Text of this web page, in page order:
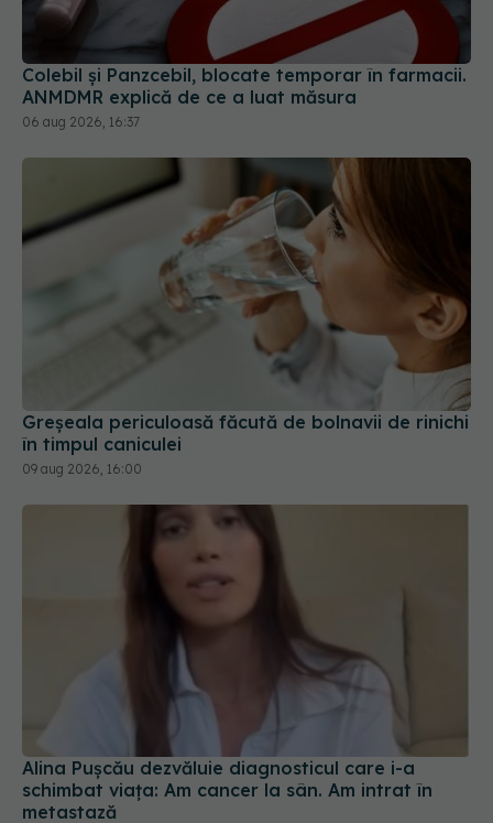
Colebil și Panzcebil, blocate temporar în farmacii.
ANMDMR explică de ce a luat măsura
06 aug 2026, 16:37
Greșeala periculoasă făcută de bolnavii de rinichi
în timpul caniculei
09 aug 2026, 16:00
Alina Pușcău dezvăluie diagnosticul care i-a
schimbat viața: Am cancer la sân. Am intrat în
metastază